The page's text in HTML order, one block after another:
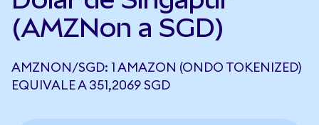
(AMZNon a SGD)
AMZNON/SGD: 1 AMAZON (ONDO TOKENIZED)
EQUIVALE A 351,2069 SGD